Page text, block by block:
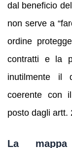
dal beneficio
non serve a
ordine
contratti e la
inutilmente il
coerente con
posto dagli artt.
La